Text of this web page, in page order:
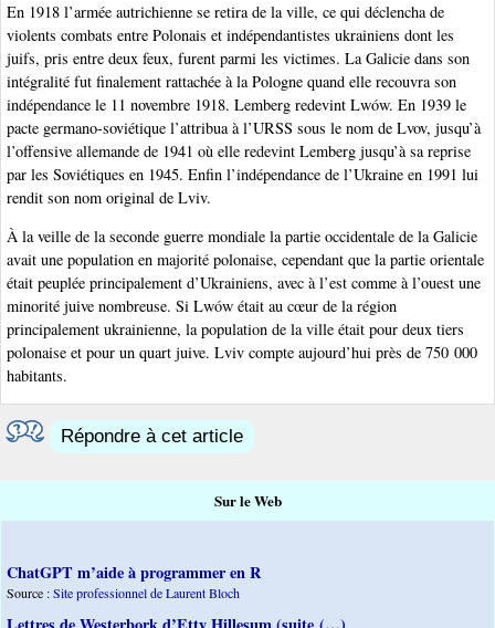
En 1918 l’armée autrichienne se retira de la ville, ce qui déclencha de
violents combats entre Polonais et indépendantistes ukrainiens dont les
juifs, pris entre deux feux, furent parmi les victimes. La Galicie dans son
intégralité fut finalement rattachée à la Pologne quand elle recouvra son
indépendance le 11 novembre 1918. Lemberg redevint Lwów. En 1939 le
pacte germano-soviétique l’attribua à l’URSS sous le nom de Lvov, jusqu’à
l’offensive allemande de 1941 où elle redevint Lemberg jusqu’à sa reprise
par les Soviétiques en 1945. Enfin l’indépendance de l’Ukraine en 1991 lui
rendit son nom original de Lviv.
À la veille de la seconde guerre mondiale la partie occidentale de la Galicie
avait une population en majorité polonaise, cependant que la partie orientale
était peuplée principalement d’Ukrainiens, avec à l’est comme à l’ouest une
minorité juive nombreuse. Si Lwów était au cœur de la région
principalement ukrainienne, la population de la ville était pour deux tiers
polonaise et pour un quart juive. Lviv compte aujourd’hui près de 750 000
habitants.
Répondre à cet article
Sur le Web
ChatGPT m’aide à programmer en R
Source :Site professionnel de Laurent Bloch